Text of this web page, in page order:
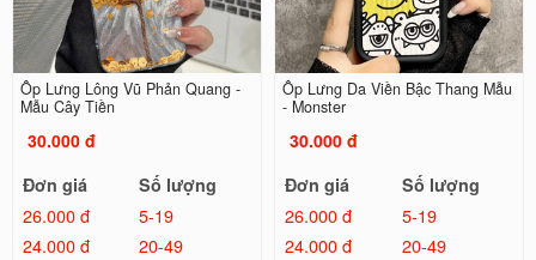
Ốp Lưng Lông Vũ Phản Quang -
Mẫu Cây Tiền
30.000 đ
Đơn giá
Số lượng
26.000 đ
5-19
24.000 đ
20-49
Ốp Lưng Da Viền Bậc Thang Mẫu
- Monster
30.000 đ
Đơn giá
Số lượng
26.000 đ
5-19
24.000 đ
20-49